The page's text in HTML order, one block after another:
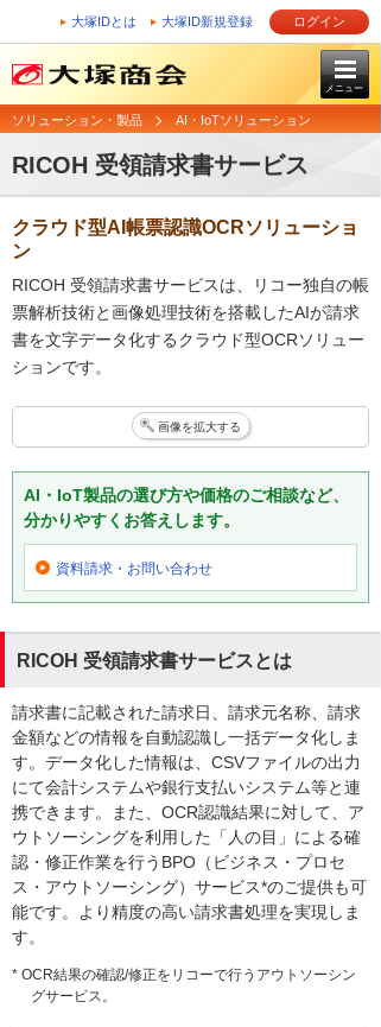
大塚IDとは 大塚ID新規登録 ログイン
メニュー
ソリューション・製品 AI・IoTソリューション
RICOH 受領請求書サービス
クラウド型AI帳票認識OCRソリューショ
ン
RICOH 受領請求書サービスは、リコー独自の帳
票解析技術と画像処理技術を搭載したAIが請求
書を文字データ化するクラウド型OCRソリュー
ションです。
画像を拡大する
AI・IoT製品の選び方や価格のご相談など、
分かりやすくお答えします。
資料請求・お問い合わせ
RICOH 受領請求書サービスとは
請求書に記載された請求日、請求元名称、請求
金額などの情報を自動認識し一括データ化しま
す。データ化した情報は、CSVファイルの出力
にて会計システムや銀行支払いシステム等と連
携できます。また、OCR認識結果に対して、ア
ウトソーシングを利用した「人の目」による確
認・修正作業を行うBPO（ビジネス・プロセ
ス・アウトソーシング）サービス*のご提供も可
能です。より精度の高い請求書処理を実現しま
す。
* OCR結果の確認/修正をリコーで行うアウトソーシン
グサービス。